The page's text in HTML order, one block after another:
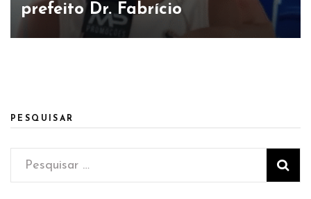
prefeito Dr. Fabrício
PESQUISAR
Pesquisar
por: